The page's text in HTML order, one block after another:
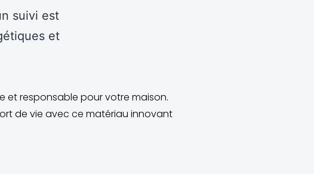
suivi est
et
et responsable pour votre maison.
de vie avec ce matériau innovant